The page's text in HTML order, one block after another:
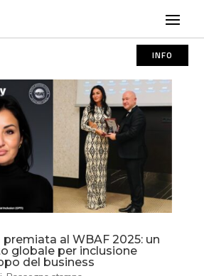
INFO
al WBAF 2025: un
globale per inclusione
del business